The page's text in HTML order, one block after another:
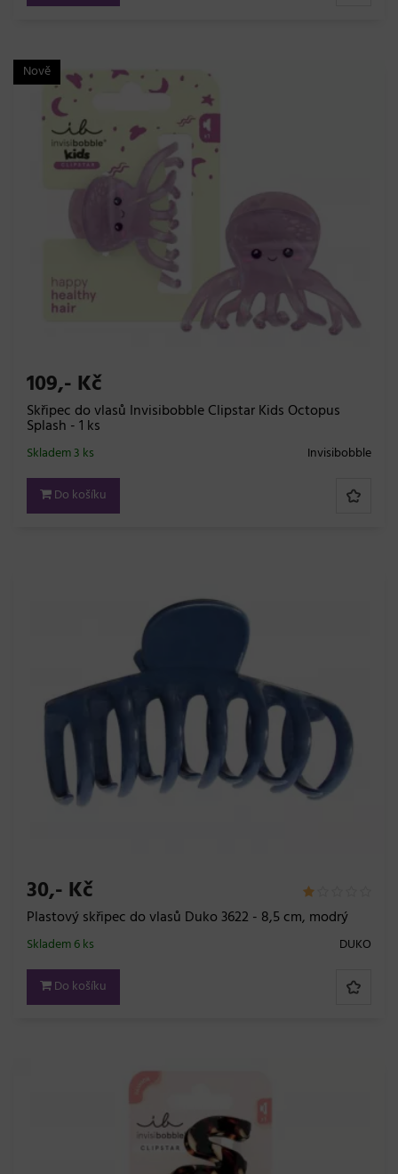
Nově
109,- Kč
Skřipec do vlasů Invisibobble Clipstar Kids Octopus
Splash - 1 ks
Invisibobble
Skladem 3 ks
Do košíku
30,- Kč
Plastový skřipec do vlasů Duko 3622 - 8,5 cm, modrý
DUKO
Skladem 6 ks
Do košíku